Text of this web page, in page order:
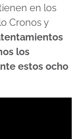
en los
Cronos y
los
estos ocho